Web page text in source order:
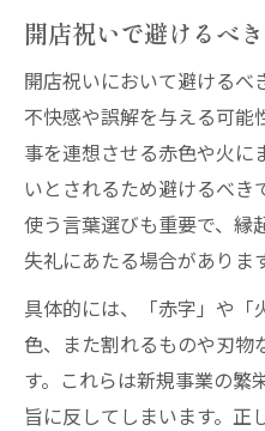
開店祝いで避けるべ
開店祝いにおいて避けるべ
不快感や誤解を与える可能
事を連想させる赤色や火に
いとされるため避けるべき
使う言葉選びも重要で、縁
失礼にあたる場合がありま
具体的には、「赤字」や「
色、また割れるものや刃物
す。これらは新規事業の繁
旨に反してしまいます。正